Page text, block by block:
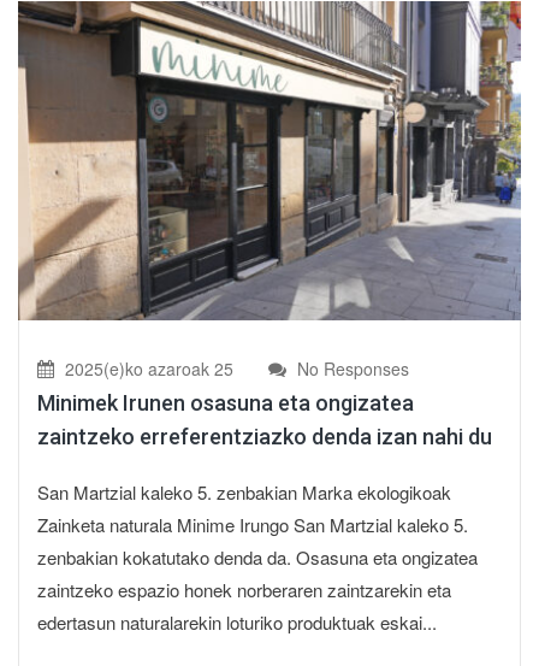
2025(e)ko azaroak 25 No Responses
Minimek Irunen osasuna eta ongizatea
zaintzeko erreferentziazko denda izan nahi du
San Martzial kaleko 5. zenbakian Marka ekologikoak
Zainketa naturala Minime Irungo San Martzial kaleko 5.
zenbakian kokatutako denda da. Osasuna eta ongizatea
zaintzeko espazio honek norberaren zaintzarekin eta
edertasun naturalarekin loturiko produktuak eskai...